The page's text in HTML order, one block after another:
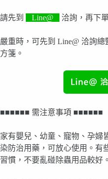
請先到 Line@ 洽詢，再下
嚴重時，可先到 Line@ 洽詢
方箋。
■■■■■■ 需注意事項 ■■■■■■
家有嬰兒、幼童、寵物、孕婦
染防治用藥，可放心使用。有
習慣，不要亂碰除蟲用品較好。